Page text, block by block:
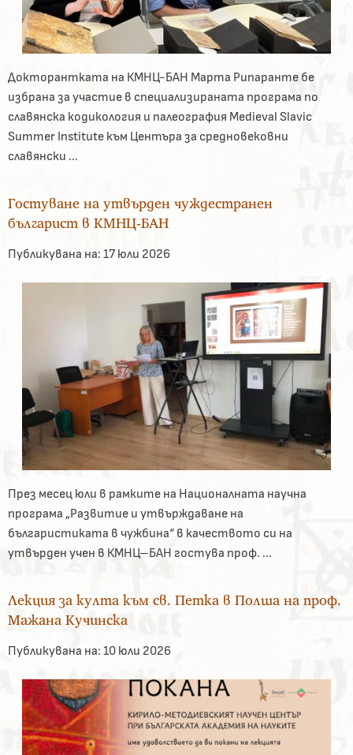
Докторантката на КМНЦ-БАН Марта Рипаранте бе
избрана за участие в специализираната програма по
славянска кодикология и палеография Medieval Slavic
Summer Institute към Центъра за средновековни
славянски ...
Гостуване на утвърден чуждестранен
българист в КМНЦ-БАН
Публикувана на: 17 юли 2026
През месец юли в рамките на Националната научна
програма „Развитие и утвърждаване на
българистиката в чужбина“ в качеството си на
утвърден учен в КМНЦ–БАН гостува проф. ...
Лекция за култа към св. Петка в Полша на проф.
Мажана Кучинска
Публикувана на: 10 юли 2026